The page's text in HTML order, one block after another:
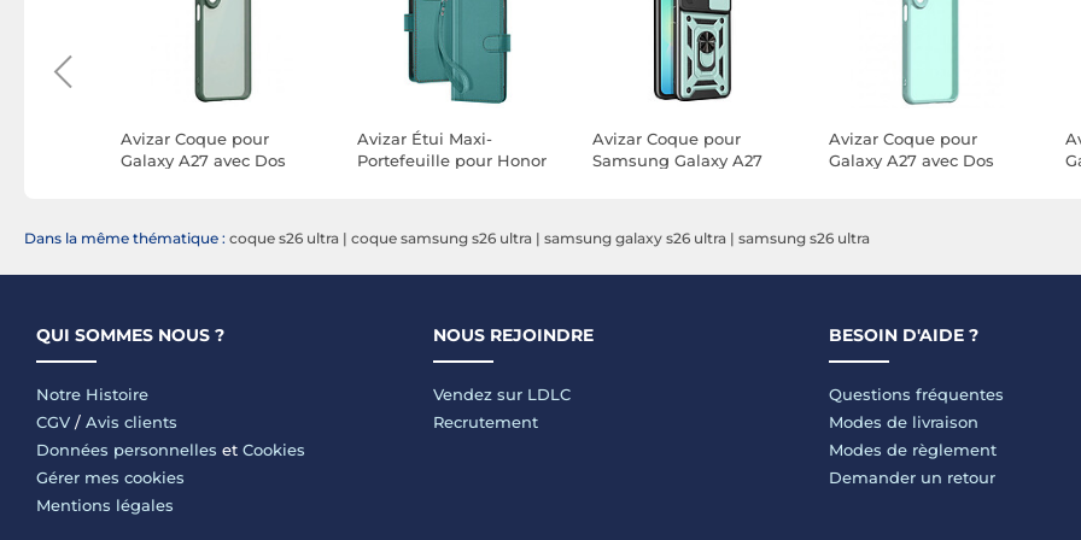
Avizar Coque pour
Galaxy A27 avec Dos
Avizar Étui Maxi-
Portefeuille pour Honor
Avizar Coque pour
Samsung Galaxy A27
Avizar Coque pour
Galaxy A27 avec Dos
Dans la même thématique : coque s26 ultra | coque samsung s26 ultra | samsung galaxy s26 ultra | samsung s26 ultra
QUI SOMMES NOUS ?
Notre Histoire
CGV / Avis clients
Données personnelles et Cookies
Gérer mes cookies
Mentions légales
NOUS REJOINDRE
Vendez sur LDLC
Recrutement
BESOIN D'AIDE ?
Questions fréquentes
Modes de livraison
Modes de règlement
Demander un retour